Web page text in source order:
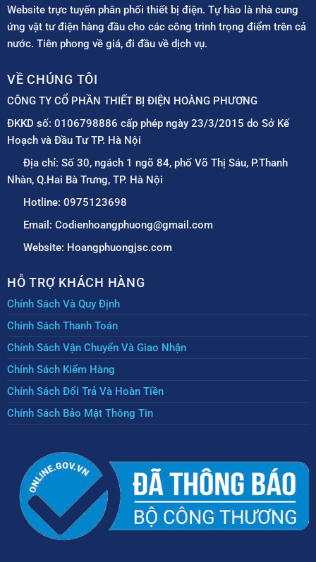
Website trực tuyến phân phối thiết bị điện. Tự hào là nhà cung
ứng vật tư điện hàng đầu cho các công trình trọng điểm trên cả
nước. Tiên phong về giá, đi đầu về dịch vụ.
VỀ CHÚNG TÔI
CÔNG TY CỔ PHẦN THIẾT BỊ ĐIỆN HOÀNG PHƯƠNG
ĐKKD số: 0106798886 cấp phép ngày 23/3/2015 do Sở Kế
Hoạch và Đầu Tư TP. Hà Nội
Địa chỉ: Số 30, ngách 1 ngõ 84, phố Võ Thị Sáu, P.Thanh
Nhàn, Q.Hai Bà Trưng, TP. Hà Nội
Hotline: 0975123698
Email: Codienhoangphuong@gmail.com
Website: Hoangphuongjsc.com
HỖ TRỢ KHÁCH HÀNG
Chính Sách Và Quy Định
Chính Sách Thanh Toán
Chính Sách Vận Chuyển Và Giao Nhận
Chính Sách Kiểm Hàng
Chính Sách Đổi Trả Và Hoàn Tiền
Chính Sách Bảo Mật Thông Tin